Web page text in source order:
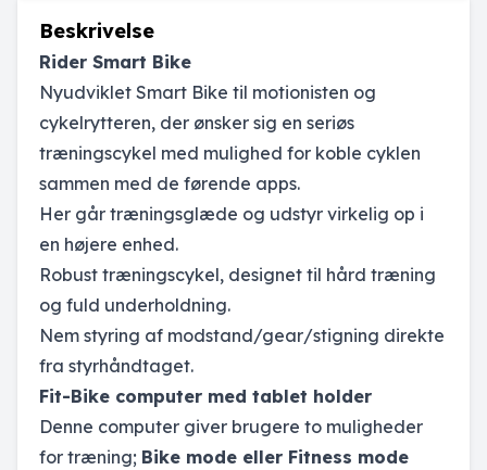
Beskrivelse
Rider Smart Bike
Nyudviklet Smart Bike til motionisten og
cykelrytteren, der ønsker sig en seriøs
træningscykel med mulighed for koble cyklen
sammen med de førende apps.
Her går træningsglæde og udstyr virkelig op i
en højere enhed.
Robust træningscykel, designet til hård træning
og fuld underholdning.
Nem styring af modstand/gear/stigning direkte
fra styrhåndtaget.
Fit-Bike computer med tablet holder
Denne computer giver brugere to muligheder
for træning; Bike mode eller Fitness mode